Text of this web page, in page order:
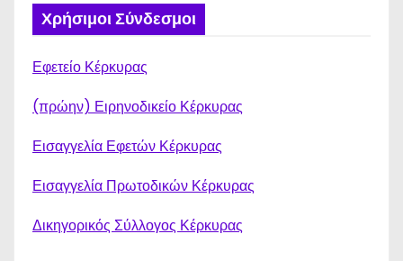
Χρήσιμοι Σύνδεσμοι
Εφετείο Κέρκυρας
(πρώην) Ειρηνοδικείο Κέρκυρας
Εισαγγελία Εφετών Κέρκυρας
Εισαγγελία Πρωτοδικών Κέρκυρας
Δικηγορικός Σύλλογος Κέρκυρας